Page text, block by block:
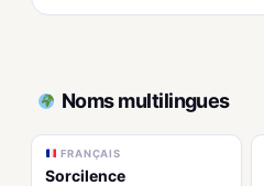
Noms multilingues
FRANÇAIS
Sorcilence